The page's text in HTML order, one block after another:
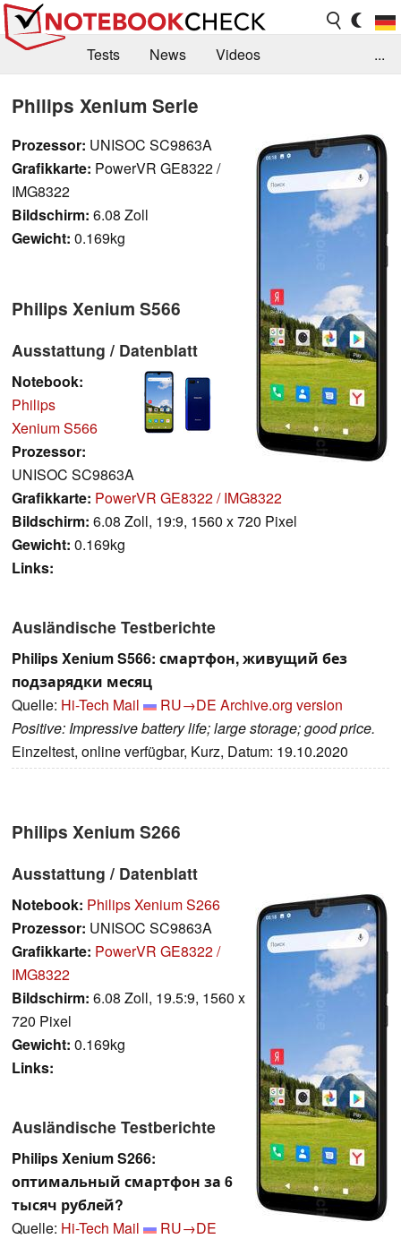
Tests News
Videos
Forum
...
Philips Xenium Serie
Prozessor: UNISOC SC9863A
Grafikkarte: PowerVR GE8322 /
IMG8322
Bildschirm: 6.08 Zoll
Gewicht: 0.169kg
Philips Xenium S566
Ausstattung / Datenblatt
Notebook:
Philips
Xenium S566
Prozessor:
UNISOC SC9863A
Grafikkarte: PowerVR GE8322 / IMG8322
Bildschirm: 6.08 Zoll, 19:9, 1560 x 720 Pixel
Gewicht: 0.169kg
Links:
Ausländische Testberichte
Philips Xenium S566: смартфон, живущий без
подзарядки месяц
Quelle: Hi-Tech Mail RU→DE Archive.org version
Positive: Impressive battery life; large storage; good price.
Einzeltest, online verfügbar, Kurz, Datum: 19.10.2020
Philips Xenium S266
Ausstattung / Datenblatt
Notebook: Philips Xenium S266
Prozessor: UNISOC SC9863A
Grafikkarte: PowerVR GE8322 /
IMG8322
Bildschirm: 6.08 Zoll, 19.5:9, 1560 x
720 Pixel
Gewicht: 0.169kg
Links:
Ausländische Testberichte
Philips Xenium S266:
оптимальный смартфон за 6
тысяч рублей?
Quelle: Hi-Tech Mail
RU→DE